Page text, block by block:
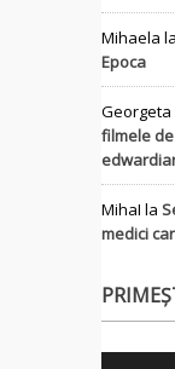
Mihaela la
Epoca
Georgeta
filmele
MihaI la
medici